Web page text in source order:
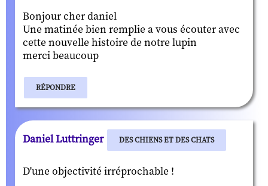
Bonjour cher daniel
Une matinée bien remplie a vous écouter avec
cette nouvelle histoire de notre lupin
merci beaucoup
RÉPONDRE
Daniel Luttringer DES CHIENS ET DES CHATS
D'une objectivité irréprochable !